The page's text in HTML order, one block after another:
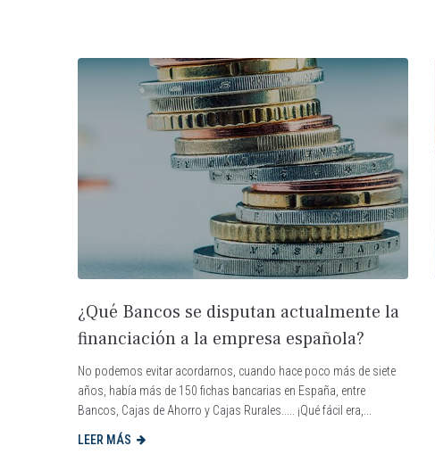
¿Qué Bancos se disputan actualmente la
financiación a la empresa española?
No podemos evitar acordarnos, cuando hace poco más de siete
años, había más de 150 fichas bancarias en España, entre
Bancos, Cajas de Ahorro y Cajas Rurales..... ¡Qué fácil era,...
LEER MÁS